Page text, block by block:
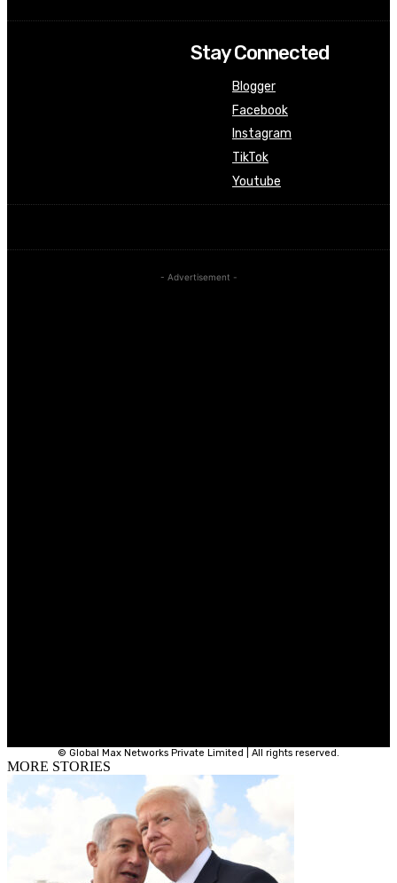
Stay Connected
Blogger
Facebook
Instagram
TikTok
Youtube
- Advertisement -
© Global Max Networks Private Limited | All rights reserved.
MORE STORIES